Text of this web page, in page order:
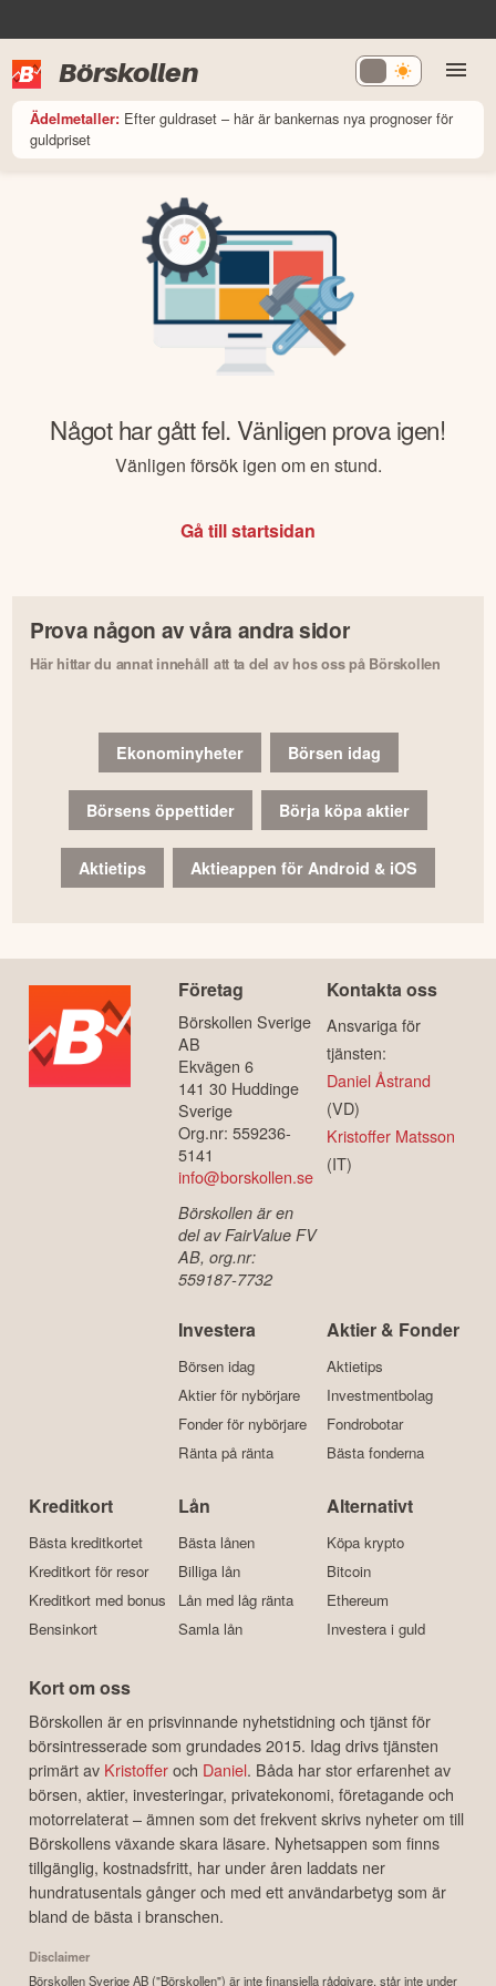
Börskollen
Ädelmetaller: Efter guldraset – här är bankernas nya prognoser för
guldpriset
Något har gått fel. Vänligen prova igen!
Vänligen försök igen om en stund.
Gå till startsidan
Prova någon av våra andra sidor
Här hittar du annat innehåll att ta del av hos oss på Börskollen
Ekonominyheter Börsen idag
Börsens öppettider Börja köpa aktier
Aktietips Aktieappen för Android & iOS
Företag
Börskollen Sverige
AB
Ekvägen 6
141 30 Huddinge
Sverige
Org.nr: 559236-
5141
info@borskollen.se
Börskollen är en
del av FairValue FV
AB, org.nr:
559187-7732
Kontakta oss
Ansvariga för
tjänsten:
Daniel Åstrand
(VD)
Kristoffer Matsson
(IT)
Investera
Börsen idag
Aktier för nybörjare
Fonder för nybörjare
Ränta på ränta
Aktier & Fonder
Aktietips
Investmentbolag
Fondrobotar
Bästa fonderna
Kreditkort
Bästa kreditkortet
Kreditkort för resor
Kreditkort med bonus
Bensinkort
Lån
Bästa lånen
Billiga lån
Lån med låg ränta
Samla lån
Alternativt
Köpa krypto
Bitcoin
Ethereum
Investera i guld
Kort om oss
Börskollen är en prisvinnande nyhetstidning och tjänst för
börsintresserade som grundades 2015. Idag drivs tjänsten
primärt av Kristofferoch Daniel. Båda har stor erfarenhet av
börsen, aktier, investeringar, privatekonomi, företagande och
motorrelaterat – ämnen som det frekvent skrivs nyheter om till
Börskollens växande skara läsare. Nyhetsappen som finns
tillgänglig, kostnadsfritt, har under åren laddats ner
hundratusentals gånger och med ett användarbetyg som är
bland de bästa i branschen.
Disclaimer
Börskollen Sverige AB ("Börskollen") är inte finansiella rådgivare, står inte under